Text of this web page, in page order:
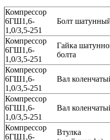
Компрессор
6ГШ1,6-
1,0/3,5-251
Болт
Компрессор
6ГШ1,6-
1,0/3,5-251
Гайка
болта
Компрессор
6ГШ1,6-
1,0/3,5-251
Вал
Компрессор
6ГШ1,6-
1,0/3,5-251
Вал
Компрессор
6ГШ1,6-
Втулка